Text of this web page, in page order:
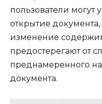
пользователи могут
открытие
изменение
предостерегают от
преднамеренного
документа.